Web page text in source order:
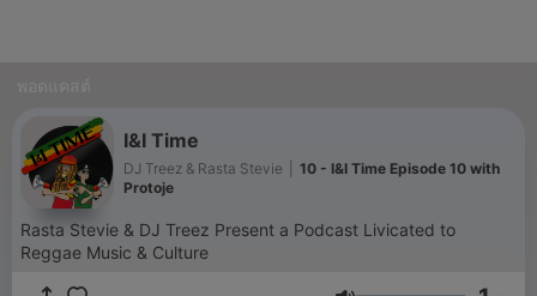
I&I Time
DJ Treez & Rasta Stevie
10 - I&I Time Episode 10 with
Protoje
Rasta Stevie & DJ Treez Present a Podcast Livicated to
Reggae Music & Culture